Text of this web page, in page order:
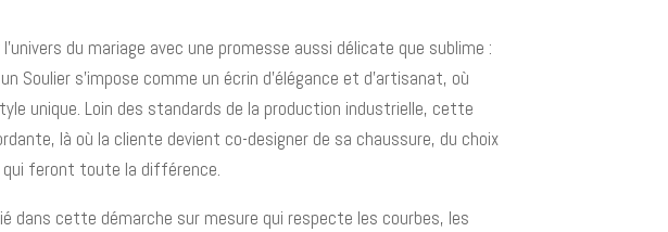
du mariage avec une promesse aussi délicate que sublime :
Soulier s'impose comme un écrin d'élégance et d'artisanat, où
unique. Loin des standards de la production industrielle, cette
là où la cliente devient co-designer de sa chaussure, du choix
feront toute la différence.
dans cette démarche sur mesure qui respecte les courbes, les